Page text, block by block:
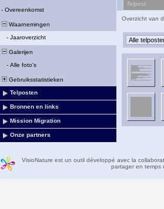
- Overeenkomst
Waarnemingen
- Jaaroverzicht
Galerijen
- Alle foto's
Gebruiksstatistieken
Telposten
Bronnen en links
Mission Migration
Onze partners
Telpost
Overzicht van
VisioNature est un outil développé avec la
partager en temps